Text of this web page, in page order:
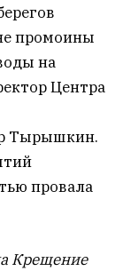
промоины
на
Центра
Тырышкин.
провала
Крещение